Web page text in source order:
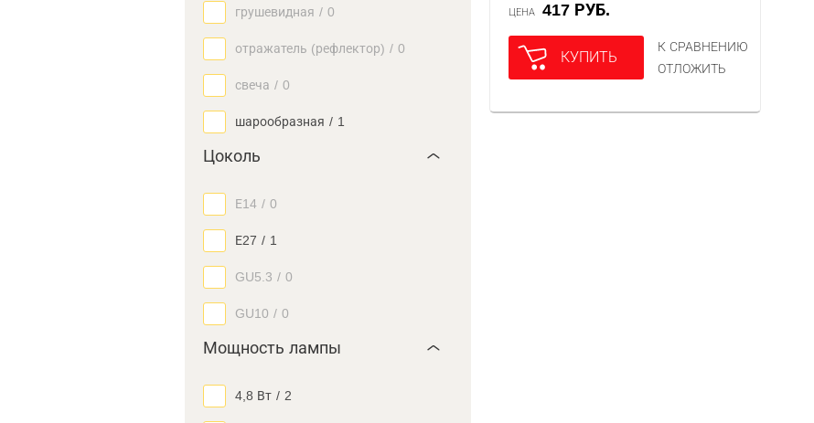
грушевидная / 0
отражатель (рефлектор) / 0
свеча / 0
шарообразная / 1
Цоколь
Е14 / 0
Е27 / 1
GU5.3 / 0
GU10 / 0
Мощность лампы
4,8 Вт / 2
ЦЕНА 417 РУБ.
КУПИТЬ
К СРАВНЕНИЮ
ОТЛОЖИТЬ